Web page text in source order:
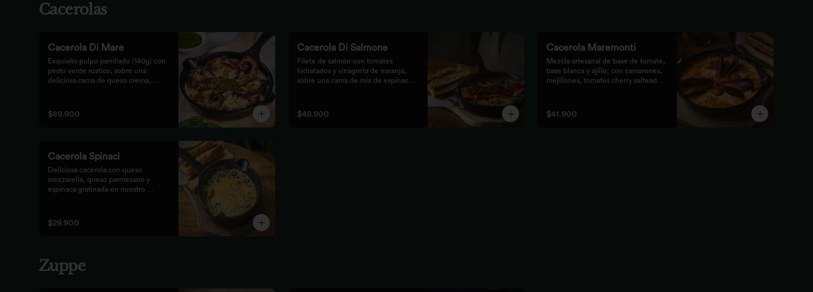
Cacerolas
Cacerola Di Mare
Exquisito pulpo parrillado (140g) con
pesto verde rústico, sobre una
deliciosa cama de queso crema,
acompañado de pan focaccia.
$89.900
Cacerola Di Salmone
Filete de salmón con tomates
hidratados y vinagreta de naranja,
sobre una cama de mix de espinaca
rústico.
$49.900
Cacerola Maremonti
Mezcla artesanal de base de tomate,
base blanca y ajillo; con camarones,
mejillones, tomates cherry salteados
tostones de pan focaccia con pesto
verde rústico.
$41.900
Cacerola Spinaci
Deliciosa cacerola con queso
mozzarella, queso parmesano y
espinaca gratinada en nuestro
$29.900
Zuppe